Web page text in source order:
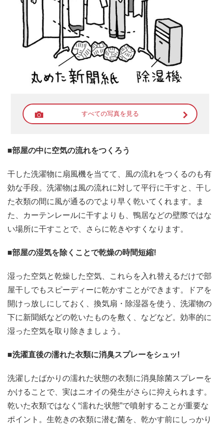
すべての写真を見る
■部屋の中に空気の流れをつくろう
干した洗濯物に扇風機を当てて、風の流れをつくるのも有
効な手段。洗濯物は風の流れに対して平行に干すと、干し
た衣類の間に風が通るのでより早く乾いてくれます。ま
た、カーテンレールに干すよりも、鴨居などの壁際ではな
い場所に干すことで、さらに乾きやすくなります。
■部屋の湿気を除くことで乾燥の時間短縮!
湿った空気と乾燥した空気、これらを入れ替えるだけで部
屋干しでもスピーディーに乾かすことができます。ドアを
開けっ放しにしておく、換気扇・除湿器を使う、洗濯物の
下に新聞紙などの乾いたものを敷く、などなど。効率的に
湿った空気を取り除きましょう。
■洗濯直後の濡れた衣類に消臭スプレーをシュッ!
洗濯したばかりの濡れた状態の衣類に消臭除菌スプレーを
かけることで、実はニオイの発生がさらに抑えられます。
乾いた衣類ではなく“濡れた状態”で噴射することが重要な
ポイント。生乾きの衣類に潜む菌を、乾かす前にしっかり